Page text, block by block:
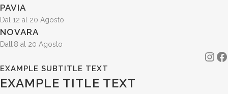
PAVIA
Dal 12 al 20 Agosto
NOVARA
Dall’8 al 20 Agosto
EXAMPLE SUBTITLE TEXT
EXAMPLE TITLE TEXT